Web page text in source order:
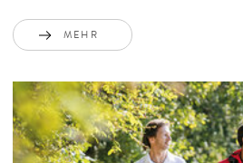
MEHR